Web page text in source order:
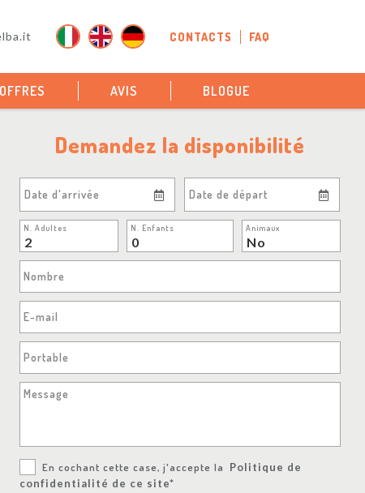
CONTACTS FAQ
OFFRES AVIS BLOGUE
Demandez la disponibilité
Date d'arrivée Date de départ
N. Adultes N. Enfants Animaux
Nombre
E-mail
Portable
Message
En cochant cette case, j'accepte la
Politique de
confidentialité de ce site*